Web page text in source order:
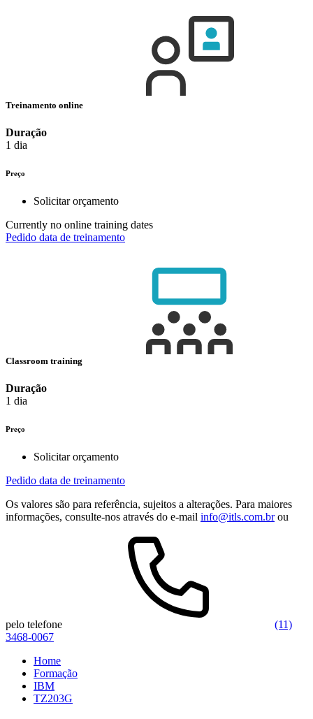
Treinamento online
Duração
1 dia
Preço
Solicitar orçamento
Currently no online training dates
Pedido data de treinamento
Classroom training
Duração
1 dia
Preço
Solicitar orçamento
Pedido data de treinamento
Os valores são para referência, sujeitos a alterações. Para maiores
informações, consulte-nos através do e-mail info@itls.com.brou
pelo telefone
(11)
3468-0067
Home
Formação
IBM
TZ203G